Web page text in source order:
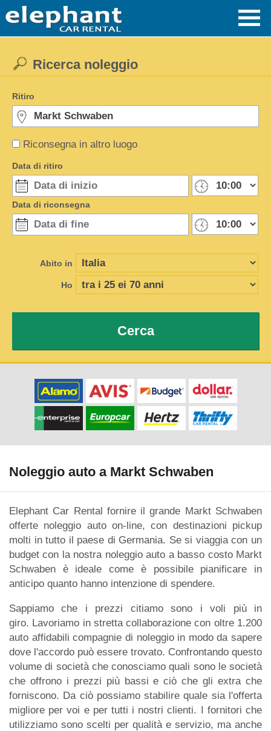
Riconsegna in altro luogo
Ricerca noleggio
Ritiro
Data di ritiro
Data di riconsegna
Abito in
Ho
Cerca
Noleggio auto a Markt Schwaben
Elephant Car Rental fornire il grande Markt Schwaben
offerte noleggio auto on-line, con destinazioni pickup
molti in tutto il paese di Germania. Se si viaggia con un
budget con la nostra noleggio auto a basso costo Markt
Schwaben è ideale come è possibile pianificare in
anticipo quanto hanno intenzione di spendere.
Sappiamo che i prezzi citiamo sono i voli più in
giro. Lavoriamo in stretta collaborazione con oltre 1.200
auto affidabili compagnie di noleggio in modo da sapere
dove l'accordo può essere trovato. Confrontando questo
volume di società che conosciamo quali sono le società
che offrono i prezzi più bassi e ciò che gli extra che
forniscono. Da ciò possiamo stabilire quale sia l'offerta
migliore per voi e per tutti i nostri clienti. I fornitori che
utilizziamo sono scelti per qualità e servizio, ma anche